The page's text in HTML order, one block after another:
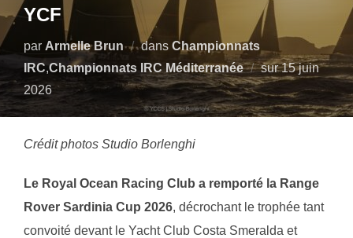
YCF
par Armelle Brun dans Championnats
IRC,Championnats IRC Méditerranée surPublié
15 juin
2026
Crédit photos Studio Borlenghi
Le Royal Ocean Racing Club a remporté la Range
Rover Sardinia Cup 2026, décrochant le trophée tant
convoité devant le Yacht Club Costa Smeralda et